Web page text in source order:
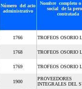
Número del acto
administrativo
Nombre completo o
social de la
contratada
1766 TROFEOS OSORIO
1768 TROFEOS OSORIO
1769 TROFEOS OSORIO
1900
PROVEEDORES
INTEGRALES DEL